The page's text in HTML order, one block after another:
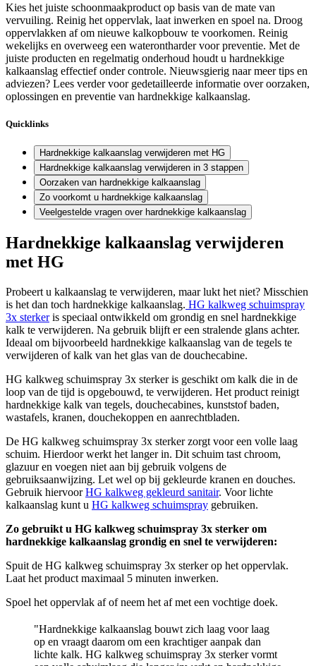
Kies het juiste schoonmaakproduct op basis van de mate van
vervuiling. Reinig het oppervlak, laat inwerken en spoel na. Droog
oppervlakken af om nieuwe kalkopbouw te voorkomen. Reinig
wekelijks en overweeg een waterontharder voor preventie. Met de
juiste producten en regelmatig onderhoud houdt u hardnekkige
kalkaanslag effectief onder controle. Nieuwsgierig naar meer tips en
adviezen? Lees verder voor gedetailleerde informatie over oorzaken,
oplossingen en preventie van hardnekkige kalkaanslag.
Quicklinks
Hardnekkige kalkaanslag verwijderen met HG
Hardnekkige kalkaanslag verwijderen in 3 stappen
Oorzaken van hardnekkige kalkaanslag
Zo voorkomt u hardnekkige kalkaanslag
Veelgestelde vragen over hardnekkige kalkaanslag
Hardnekkige kalkaanslag verwijderen
met HG
Probeert u kalkaanslag te verwijderen, maar lukt het niet? Misschien
is het dan toch hardnekkige kalkaanslag. HG kalkweg schuimspray
3x sterkeris speciaal ontwikkeld om grondig en snel hardnekkige
kalk te verwijderen. Na gebruik blijft er een stralende glans achter.
Ideaal om bijvoorbeeld hardnekkige kalkaanslag van de tegels te
verwijderen of kalk van het glas van de douchecabine.
HG kalkweg schuimspray 3x sterker is geschikt om kalk die in de
loop van de tijd is opgebouwd, te verwijderen. Het product reinigt
hardnekkige kalk van tegels, douchecabines, kunststof baden,
wastafels, kranen, douchekoppen en aanrechtbladen.
De HG kalkweg schuimspray 3x sterker zorgt voor een volle laag
schuim. Hierdoor werkt het langer in. Dit schuim tast chroom,
glazuur en voegen niet aan bij gebruik volgens de
gebruiksaanwijzing. Let wel op bij gekleurde kranen en douches.
Gebruik hiervoorHG kalkweg gekleurd sanitair. Voor lichte
kalkaanslag kunt u HG kalkweg schuimspray gebruiken.
Zo gebruikt u HG kalkweg schuimspray 3x sterker om
hardnekkige kalkaanslag grondig en snel te verwijderen:
Spuit de HG kalkweg schuimspray 3x sterker op het oppervlak.
Laat het product maximaal 5 minuten inwerken.
Spoel het oppervlak af of neem het af met een vochtige doek.
Hardnekkige kalkaanslag bouwt zich laag voor laag
op en vraagt daarom om een krachtiger aanpak dan
lichte kalk. HG kalkweg schuimspray 3x sterker vormt